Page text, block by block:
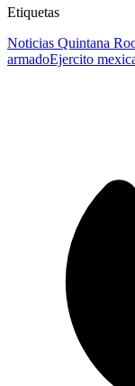
Etiquetas
Noticias Quintana
armadoEjercito